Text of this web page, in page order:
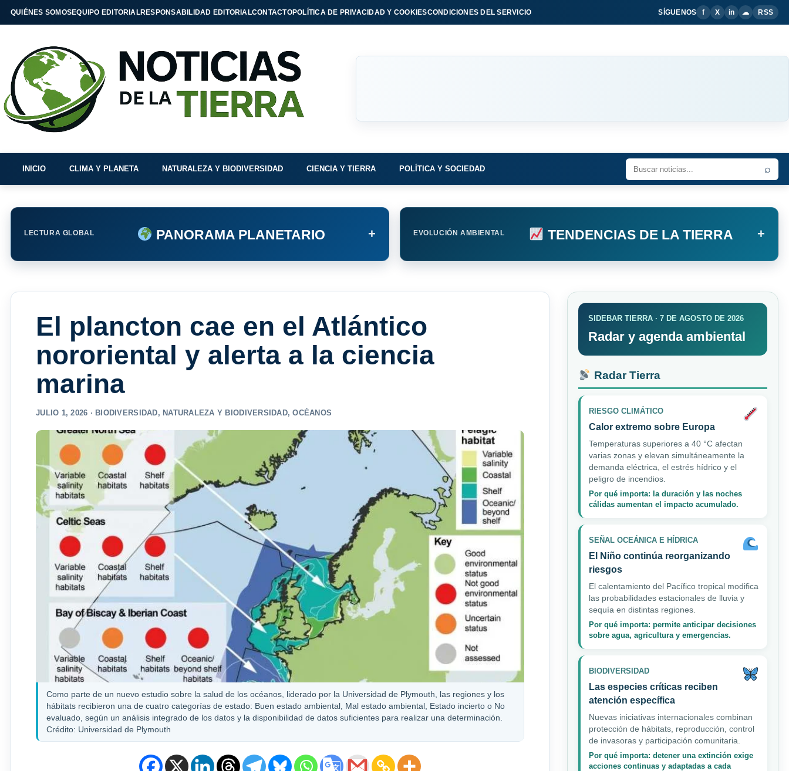
QUIÉNES SOMOSEQUIPO EDITORIALRESPONSABILIDAD EDITORIALCONTACTOPOLÍTICA DE PRIVACIDAD Y COOKIESCONDICIONES DEL SERVICIO SÍGUENOS f X in ☁ RSS
INICIO CLIMA Y PLANETA NATURALEZA Y BIODIVERSIDAD CIENCIA Y TIERRA POLÍTICA Y SOCIEDAD ⌕
LECTURA GLOBAL PANORAMA PLANETARIO + EVOLUCIÓN AMBIENTAL TENDENCIAS DE LA TIERRA +
El plancton cae en el Atlántico
nororiental y alerta a la ciencia
marina
JULIO 1, 2026 · BIODIVERSIDAD, NATURALEZA Y BIODIVERSIDAD,OCÉANOS
Como parte de un nuevo estudio sobre la salud de los océanos, liderado por la Universidad de Plymouth, las regiones y los
hábitats recibieron una de cuatro categorías de estado: Buen estado ambiental, Mal estado ambiental, Estado incierto o No
evaluado, según un análisis integrado de los datos y la disponibilidad de datos suficientes para realizar una determinación.
Crédito: Universidad de Plymouth
SIDEBAR TIERRA · 7 DE AGOSTO DE 2026
Radar y agenda ambiental
Radar Tierra
RIESGO CLIMÁTICO
Calor extremo sobre Europa
Temperaturas superiores a 40 °C afectan
varias zonas y elevan simultáneamente la
demanda eléctrica, el estrés hídrico y el
peligro de incendios.
Por qué importa: la duración y las noches
cálidas aumentan el impacto acumulado.
SEÑAL OCEÁNICA E HÍDRICA
El Niño continúa reorganizando
riesgos
El calentamiento del Pacífico tropical modifica
las probabilidades estacionales de lluvia y
sequía en distintas regiones.
Por qué importa: permite anticipar decisiones
sobre agua, agricultura y emergencias.
BIODIVERSIDAD
Las especies críticas reciben
atención específica
Nuevas iniciativas internacionales combinan
protección de hábitats, reproducción, control
de invasoras y participación comunitaria.
Por qué importa: detener una extinción exige
acciones continuas y adaptadas a cada